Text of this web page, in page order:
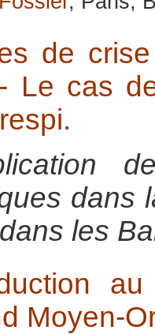
de
Le cas
dans
les
Moyen-